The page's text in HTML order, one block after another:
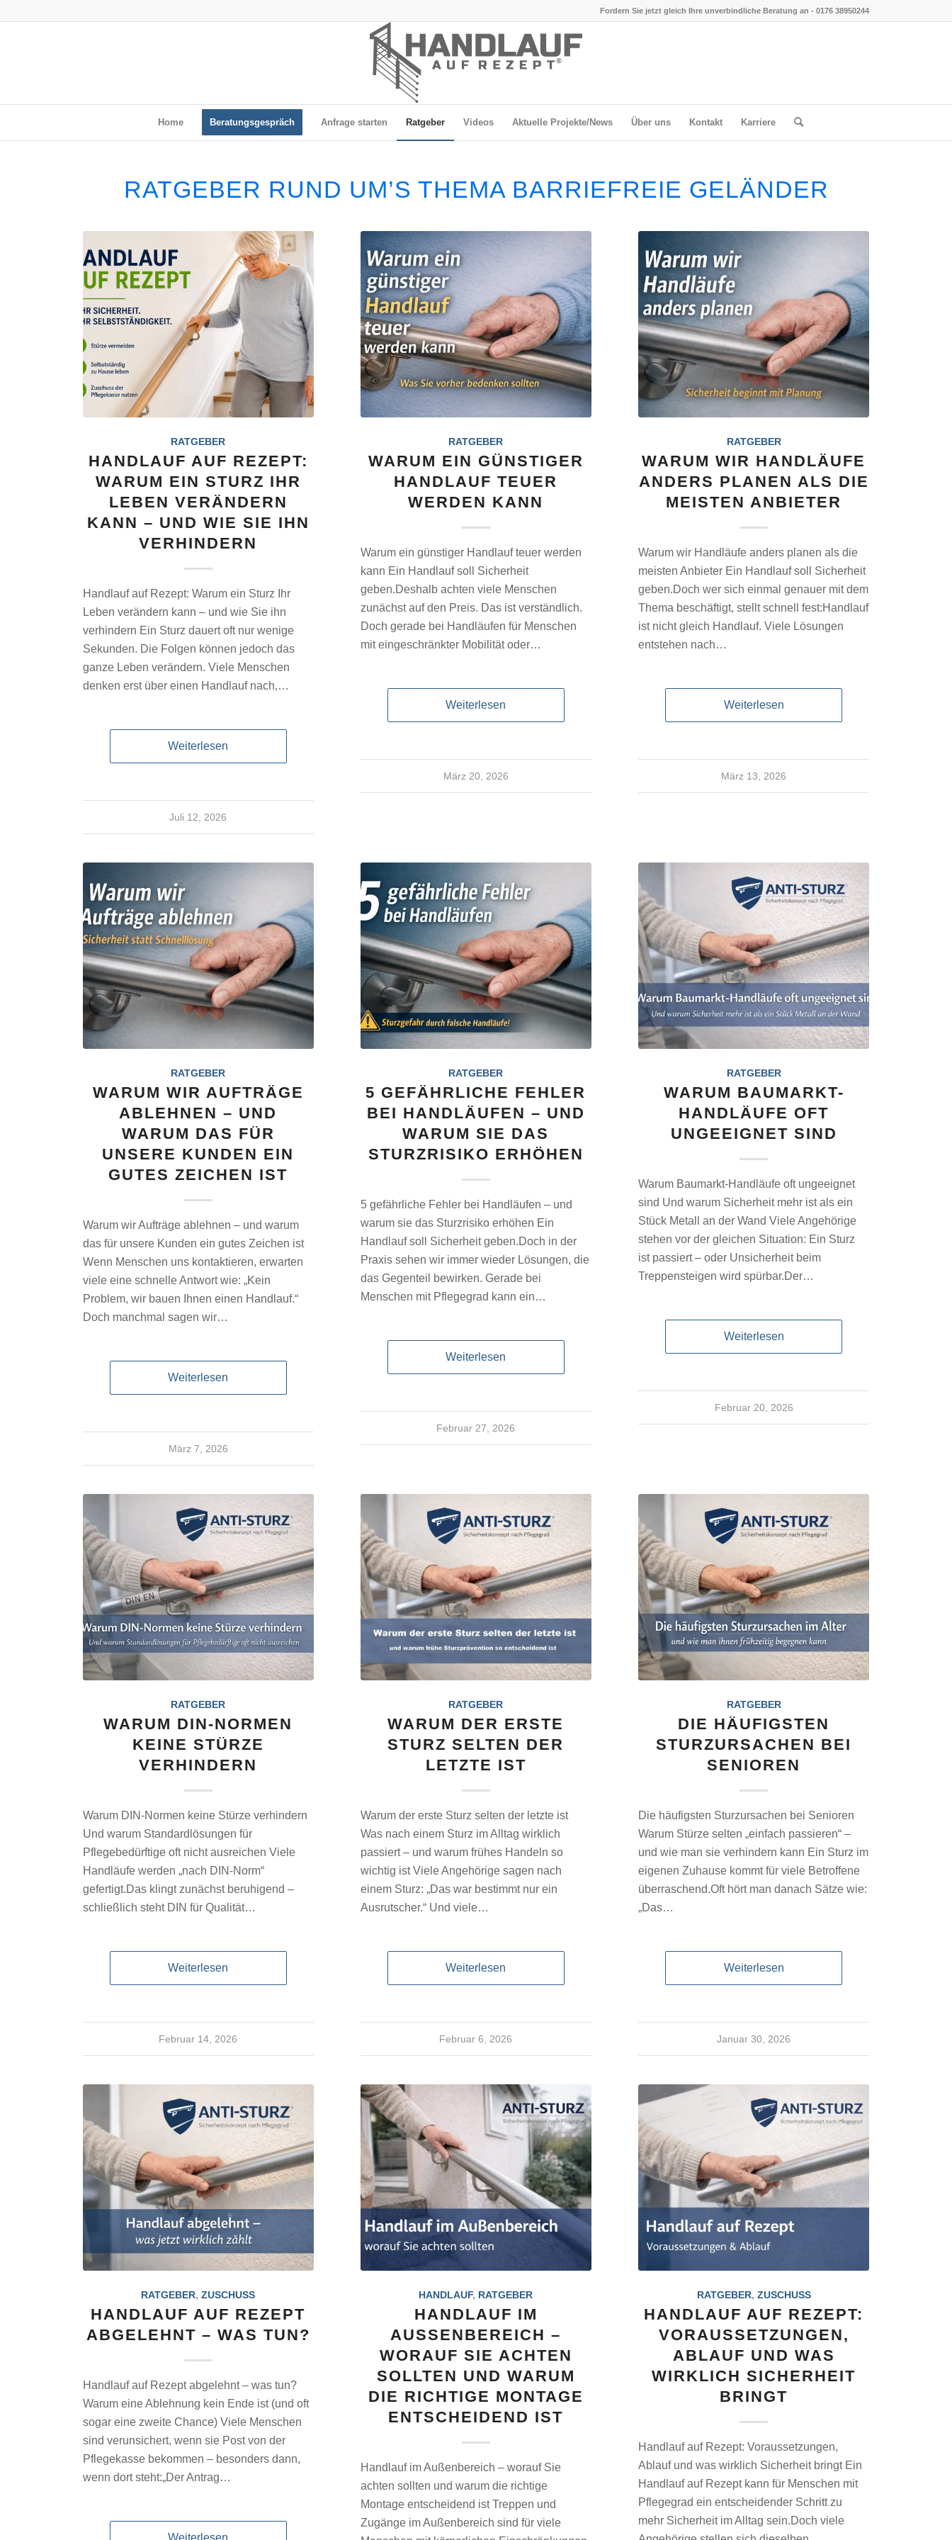
Fordern Sie jetzt gleich Ihre unverbindliche Beratung an - 0176 38950244
Home Beratungsgespräch Anfrage starten Ratgeber Videos Aktuelle Projekte/News Über uns Kontakt Karriere
RATGEBER RUND UM’S THEMA BARRIEFREIE GELÄNDER
RATGEBER
HANDLAUF AUF REZEPT:
WARUM EIN STURZ IHR
LEBEN VERÄNDERN
KANN – UND WIE SIE IHN
VERHINDERN
Handlauf auf Rezept: Warum ein Sturz Ihr
Leben verändern kann – und wie Sie ihn
verhindern Ein Sturz dauert oft nur wenige
Sekunden. Die Folgen können jedoch das
ganze Leben verändern. Viele Menschen
denken erst über einen Handlauf nach,…
Weiterlesen
Juli 12, 2026
RATGEBER
WARUM EIN GÜNSTIGER
HANDLAUF TEUER
WERDEN KANN
Warum ein günstiger Handlauf teuer werden
kann Ein Handlauf soll Sicherheit
geben.Deshalb achten viele Menschen
zunächst auf den Preis. Das ist verständlich.
Doch gerade bei Handläufen für Menschen
mit eingeschränkter Mobilität oder…
Weiterlesen
März 20, 2026
RATGEBER
WARUM WIR HANDLÄUFE
ANDERS PLANEN ALS DIE
MEISTEN ANBIETER
Warum wir Handläufe anders planen als die
meisten Anbieter Ein Handlauf soll Sicherheit
geben.Doch wer sich einmal genauer mit dem
Thema beschäftigt, stellt schnell fest:Handlauf
ist nicht gleich Handlauf. Viele Lösungen
entstehen nach…
Weiterlesen
März 13, 2026
RATGEBER
WARUM WIR AUFTRÄGE
ABLEHNEN – UND
WARUM DAS FÜR
UNSERE KUNDEN EIN
GUTES ZEICHEN IST
Warum wir Aufträge ablehnen – und warum
das für unsere Kunden ein gutes Zeichen ist
Wenn Menschen uns kontaktieren, erwarten
viele eine schnelle Antwort wie: „Kein
Problem, wir bauen Ihnen einen Handlauf.“
Doch manchmal sagen wir…
Weiterlesen
März 7, 2026
RATGEBER
5 GEFÄHRLICHE FEHLER
BEI HANDLÄUFEN – UND
WARUM SIE DAS
STURZRISIKO ERHÖHEN
5 gefährliche Fehler bei Handläufen – und
warum sie das Sturzrisiko erhöhen Ein
Handlauf soll Sicherheit geben.Doch in der
Praxis sehen wir immer wieder Lösungen, die
das Gegenteil bewirken. Gerade bei
Menschen mit Pflegegrad kann ein…
Weiterlesen
Februar 27, 2026
RATGEBER
WARUM BAUMARKT-
HANDLÄUFE OFT
UNGEEIGNET SIND
Warum Baumarkt-Handläufe oft ungeeignet
sind Und warum Sicherheit mehr ist als ein
Stück Metall an der Wand Viele Angehörige
stehen vor der gleichen Situation: Ein Sturz
ist passiert – oder Unsicherheit beim
Treppensteigen wird spürbar.Der…
Weiterlesen
Februar 20, 2026
RATGEBER
WARUM DIN-NORMEN
KEINE STÜRZE
VERHINDERN
Warum DIN-Normen keine Stürze verhindern
Und warum Standardlösungen für
Pflegebedürftige oft nicht ausreichen Viele
Handläufe werden „nach DIN-Norm“
gefertigt.Das klingt zunächst beruhigend –
schließlich steht DIN für Qualität…
Weiterlesen
Februar 14, 2026
RATGEBER
WARUM DER ERSTE
STURZ SELTEN DER
LETZTE IST
Warum der erste Sturz selten der letzte ist
Was nach einem Sturz im Alltag wirklich
passiert – und warum frühes Handeln so
wichtig ist Viele Angehörige sagen nach
einem Sturz: „Das war bestimmt nur ein
Ausrutscher.“ Und viele…
Weiterlesen
Februar 6, 2026
RATGEBER
DIE HÄUFIGSTEN
STURZURSACHEN BEI
SENIOREN
Die häufigsten Sturzursachen bei Senioren
Warum Stürze selten „einfach passieren“ –
und wie man sie verhindern kann Ein Sturz im
eigenen Zuhause kommt für viele Betroffene
überraschend.Oft hört man danach Sätze wie:
„Das…
Weiterlesen
Januar 30, 2026
RATGEBER,ZUSCHUSS
HANDLAUF AUF REZEPT
ABGELEHNT – WAS TUN?
Handlauf auf Rezept abgelehnt – was tun?
Warum eine Ablehnung kein Ende ist (und oft
sogar eine zweite Chance) Viele Menschen
sind verunsichert, wenn sie Post von der
Pflegekasse bekommen – besonders dann,
wenn dort steht:„Der Antrag…
Weiterlesen
HANDLAUF, RATGEBER
HANDLAUF IM
AUSSENBEREICH – W
ORAUF SIE ACHTEN S
OLLTEN UND WARUM D
IE RICHTIGE MONTAGE E
NTSCHEIDEND IST
Handlauf im Außenbereich – worauf Sie
achten sollten und warum die richtige
Montage entscheidend ist Treppen und
Zugänge im Außenbereich sind für viele
RATGEBER, ZUSCHUSS
HANDLAUF AUF REZEPT:
VORAUSSETZUNGEN,
ABLAUF UND WAS
WIRKLICH SICHERHEIT
BRINGT
Handlauf auf Rezept: Voraussetzungen,
Ablauf und was wirklich Sicherheit bringt Ein
Handlauf auf Rezept kann für Menschen mit
Pflegegrad ein entscheidender Schritt zu
mehr Sicherheit im Alltag sein.Doch viele